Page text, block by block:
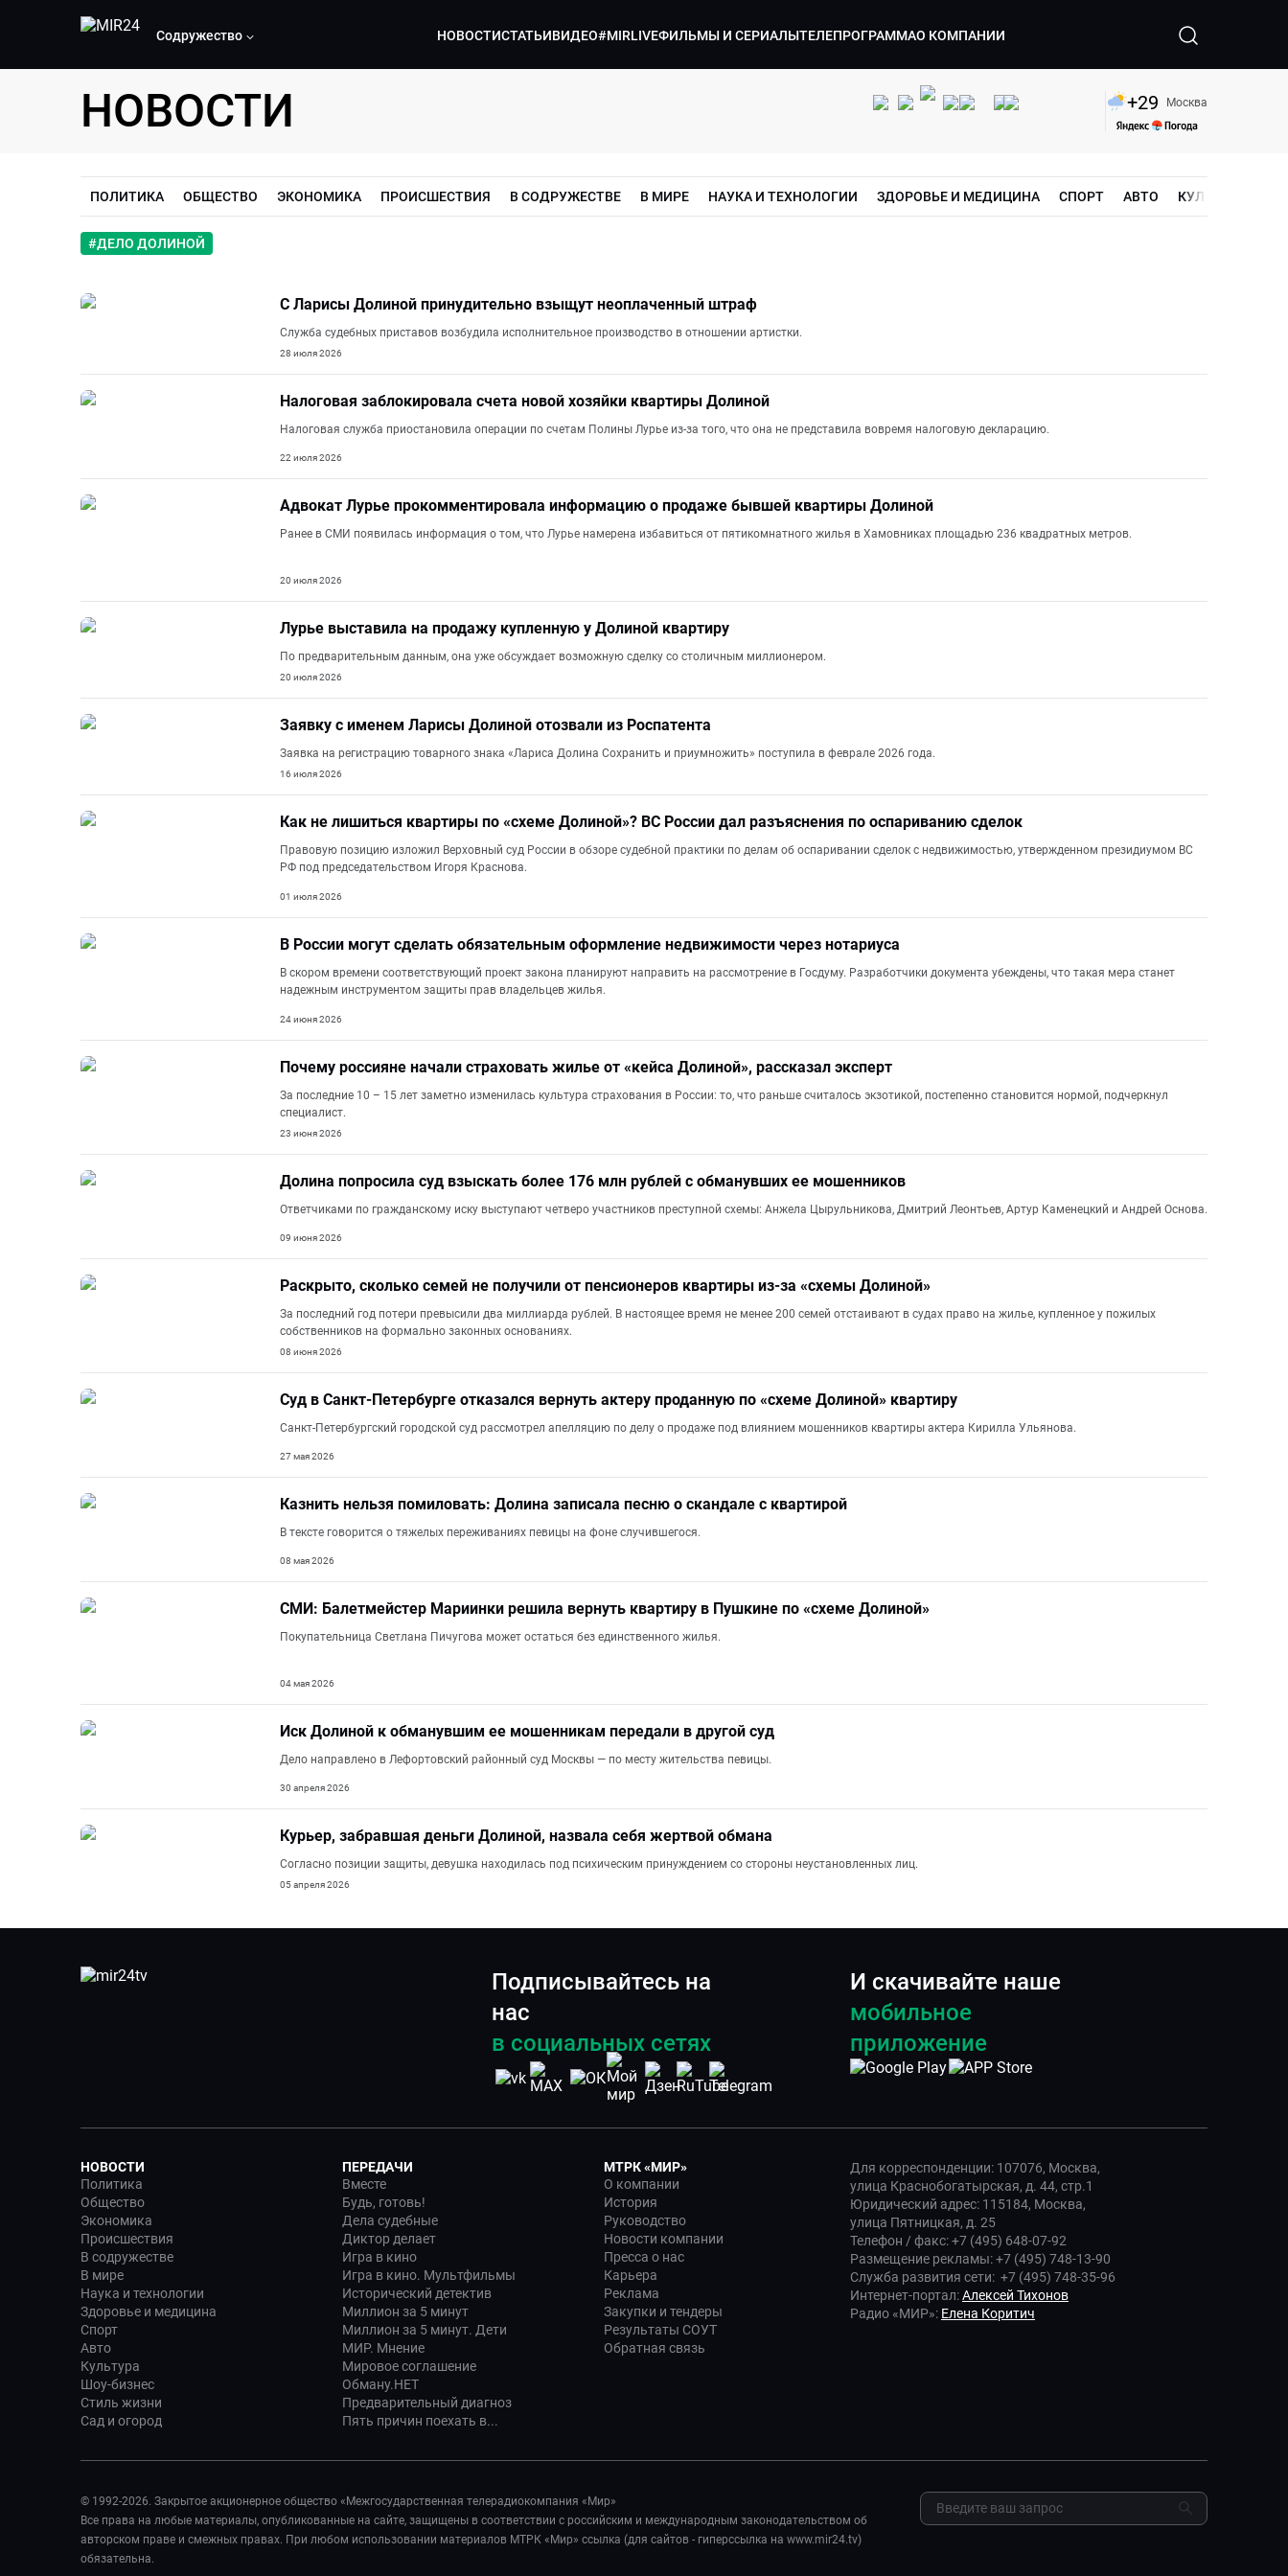
Содружество НОВОСТИСТАТЬИВИДЕО#MIRLIVEФИЛЬМЫ И СЕРИАЛЫТЕЛЕПРОГРАММАО КОМПАНИИ
НОВОСТИ +29 Москва
ПОЛИТИКА ОБЩЕСТВО ЭКОНОМИКА ПРОИСШЕСТВИЯ В СОДРУЖЕСТВЕ В МИРЕ НАУКА И ТЕХНОЛОГИИ ЗДОРОВЬЕ И МЕДИЦИНА СПОРТ АВТО КУЛЬТУРА
#ДЕЛО ДОЛИНОЙ
С Ларисы Долиной принудительно взыщут неоплаченный штраф
Служба судебных приставов возбудила исполнительное производство в отношении артистки.
28 июля 2026
Налоговая заблокировала счета новой хозяйки квартиры Долиной
Налоговая служба приостановила операции по счетам Полины Лурье из-за того, что она не представила вовремя налоговую декларацию.
22 июля 2026
Адвокат Лурье прокомментировала информацию о продаже бывшей квартиры Долиной
Ранее в СМИ появилась информация о том, что Лурье намерена избавиться от пятикомнатного жилья в Хамовниках площадью 236 квадратных метров.
20 июля 2026
Лурье выставила на продажу купленную у Долиной квартиру
По предварительным данным, она уже обсуждает возможную сделку со столичным миллионером.
20 июля 2026
Заявку с именем Ларисы Долиной отозвали из Роспатента
Заявка на регистрацию товарного знака «Лариса Долина Сохранить и приумножить» поступила в феврале 2026 года.
16 июля 2026
Как не лишиться квартиры по «схеме Долиной»? ВС России дал разъяснения по оспариванию сделок
Правовую позицию изложил Верховный суд России в обзоре судебной практики по делам об оспаривании сделок с недвижимостью, утвержденном президиумом ВС
РФ под председательством Игоря Краснова.
01 июля 2026
В России могут сделать обязательным оформление недвижимости через нотариуса
В скором времени соответствующий проект закона планируют направить на рассмотрение в Госдуму. Разработчики документа убеждены, что такая мера станет
надежным инструментом защиты прав владельцев жилья.
24 июня 2026
Почему россияне начали страховать жилье от «кейса Долиной», рассказал эксперт
За последние 10 – 15 лет заметно изменилась культура страхования в России: то, что раньше считалось экзотикой, постепенно становится нормой, подчеркнул
специалист.
23 июня 2026
Долина попросила суд взыскать более 176 млн рублей с обманувших ее мошенников
Ответчиками по гражданскому иску выступают четверо участников преступной схемы: Анжела Цырульникова, Дмитрий Леонтьев, Артур Каменецкий и Андрей Основа.
09 июня 2026
Раскрыто, сколько семей не получили от пенсионеров квартиры из-за «схемы Долиной»
За последний год потери превысили два миллиарда рублей. В настоящее время не менее 200 семей отстаивают в судах право на жилье, купленное у пожилых
собственников на формально законных основаниях.
08 июня 2026
Суд в Санкт-Петербурге отказался вернуть актеру проданную по «схеме Долиной» квартиру
Санкт-Петербургский городской суд рассмотрел апелляцию по делу о продаже под влиянием мошенников квартиры актера Кирилла Ульянова.
27 мая 2026
Казнить нельзя помиловать: Долина записала песню о скандале с квартирой
В тексте говорится о тяжелых переживаниях певицы на фоне случившегося.
08 мая 2026
СМИ: Балетмейстер Мариинки решила вернуть квартиру в Пушкине по «схеме Долиной»
Покупательница Светлана Пичугова может остаться без единственного жилья.
04 мая 2026
Иск Долиной к обманувшим ее мошенникам передали в другой суд
Дело направлено в Лефортовский районный суд Москвы — по месту жительства певицы.
30 апреля 2026
Курьер, забравшая деньги Долиной, назвала себя жертвой обмана
Согласно позиции защиты, девушка находилась под психическим принуждением со стороны неустановленных лиц.
05 апреля 2026
Подписывайтесь на
нас
в социальных сетях
И скачивайте наше
мобильное
приложение
НОВОСТИ
Политика
Общество
Экономика
Происшествия
В содружестве
В мире
Наука и технологии
Здоровье и медицина
Спорт
Авто
Культура
Шоу-бизнес
Стиль жизни
Сад и огород
ПЕРЕДАЧИ
Вместе
Будь, готовь!
Дела судебные
Диктор делает
Игра в кино
Игра в кино. Мультфильмы
Исторический детектив
Миллион за 5 минут
Миллион за 5 минут. Дети
МИР. Мнение
Мировое соглашение
Обману.НЕТ
Предварительный диагноз
Пять причин поехать в...
МТРК «МИР»
О компании
История
Руководство
Новости компании
Пресса о нас
Карьера
Реклама
Закупки и тендеры
Результаты СОУТ
Обратная связь
Для корреспонденции: 107076, Москва,
улица Краснобогатырская, д. 44, стр.1
Юридический адрес: 115184, Москва,
улица Пятницкая, д. 25
Телефон / факс: +7 (495) 648-07-92
Размещение рекламы: +7 (495) 748-13-90
Служба развития сети: +7 (495) 748-35-96
Интернет-портал:Алексей Тихонов
Радио «МИР»: Елена Коритич
© 1992-2026. Закрытое акционерное общество «Межгосударственная телерадиокомпания «Мир»
Все права на любые материалы, опубликованные на сайте, защищены в соответствии с российским и международным законодательством об
авторском праве и смежных правах. При любом использовании материалов МТРК «Мир» ссылка (для сайтов - гиперссылка на www.mir24.tv)
обязательна.